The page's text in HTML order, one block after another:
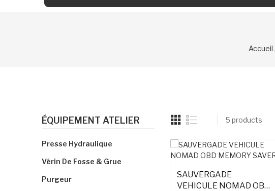
Accueil
ÉQUIPEMENT ATELIER
Presse Hydraulique
Vérin De Fosse & Grue
Purgeur
5 products
SAUVERGADE
VEHICULE NOMAD OBD